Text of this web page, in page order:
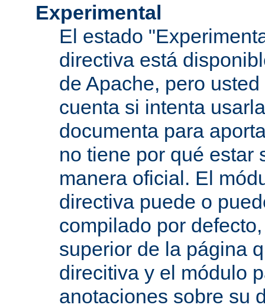
Experimental
El estado
directiva está
de Apache, pero
cuenta si intenta
documenta para
no tiene por qué estar
manera oficial. El
directiva puede o
compilado por
superior de la página
direcitiva y el módulo
anotaciones sobre su